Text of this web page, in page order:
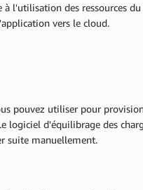
l'utilisation des ressources
vers le cloud.
pouvez utiliser pour
logiciel d'équilibrage des
suite manuellement.